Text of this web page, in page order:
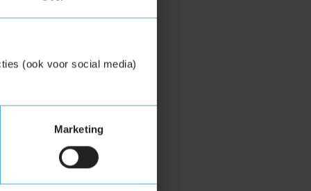
(ook voor social media)
Marketing